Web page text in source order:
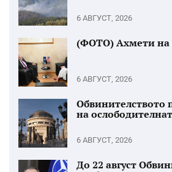
6 АВГУСТ, 2026
(ФОТО) Ахмети на
6 АВГУСТ, 2026
Обвинителството
на
6 АВГУСТ, 2026
До 22 август